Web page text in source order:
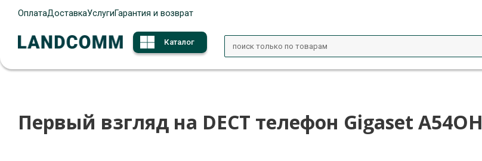
ОплатаДоставкаУслугиГарантия и возврат
Каталог
Первый взгляд на DECT телефон Gigaset A54OH